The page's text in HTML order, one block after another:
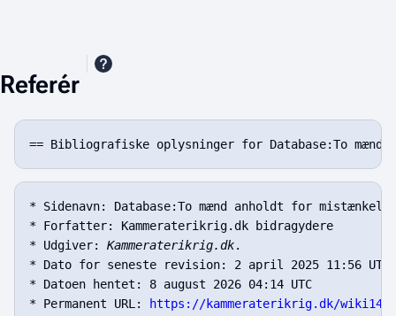
Referér
* Sidenavn: Database:To mænd anholdt for
* Forfatter: Kammeraterikrig.dk bidragydere
* Udgiver: Kammeraterikrig.dk.
* Dato for seneste revision: 2 april 2025 11:56 UTC
* Datoen hentet: 8 august 2026 04:14 UTC
* Permanent URL:
https://kammeraterikrig.dk/wiki143/